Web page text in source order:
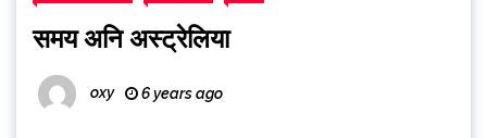
समय अनि अस्ट्रेलिया
oxy 6 years ago